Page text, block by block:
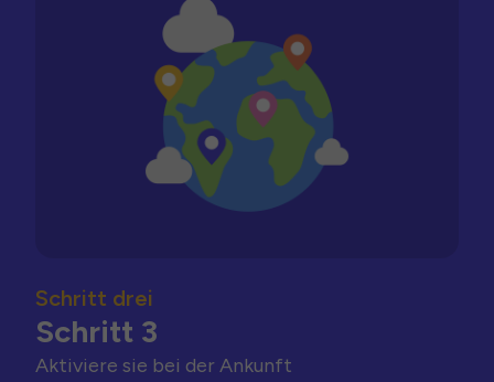
Schritt drei
Schritt 3
Aktiviere sie bei der Ankunft